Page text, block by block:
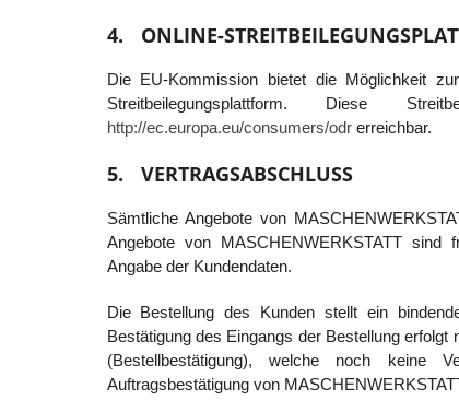
4. ONLINE-
Die EU-Kommission bietet die Möglichkeit
Streitbeilegungsplattform. Diese
http://ec.europa.eu/consumers/odrerreichbar.
5. VERTRAGSABSCHLUSS
Sämtliche Angebote von
Angebote von MASCHENWERKSTATT sind
Angabe der Kundendaten.
Die Bestellung des Kunden stellt ein
Bestätigung des Eingangs der Bestellung
(Bestellbestätigung), welche noch keine
Auftragsbestätigung von